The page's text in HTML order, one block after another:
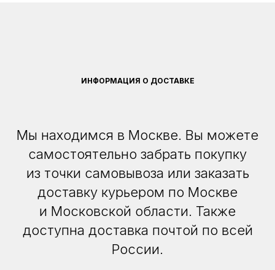
ИНФОРМАЦИЯ О ДОСТАВКЕ
Мы находимся в Москве. Вы можете
самостоятельно забрать покупку
из точки самовывоза или заказать
доставку курьером по Москве
и Московской области. Также
доступна доставка почтой по всей
России.